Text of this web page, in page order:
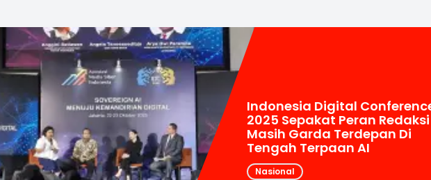
Indonesia Digital
2025 Sepakat Peran Redaksi
Masih Garda Terdepan Di
Tengah Terpaan AI
Nasional